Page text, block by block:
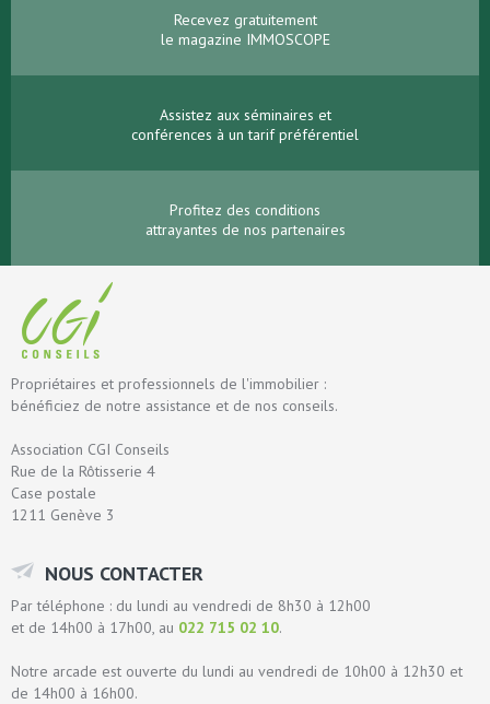
Recevez gratuitement
le magazine IMMOSCOPE
Assistez aux séminaires et
conférences à un tarif préférentiel
Profitez des conditions
attrayantes de nos partenaires
Propriétaires et professionnels de l'immobilier :
bénéficiez de notre assistance et de nos conseils.
Association CGI Conseils
Rue de la Rôtisserie 4
Case postale
1211 Genève 3
NOUS CONTACTER
Par téléphone : du lundi au vendredi de 8h30 à 12h00
et de 14h00 à 17h00, au 022 715 02 10.
Notre arcade est ouverte du lundi au vendredi de 10h00 à 12h30 et
de 14h00 à 16h00.